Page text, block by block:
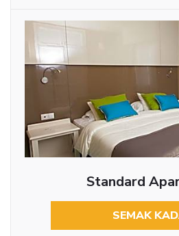
Standard
SEMAK